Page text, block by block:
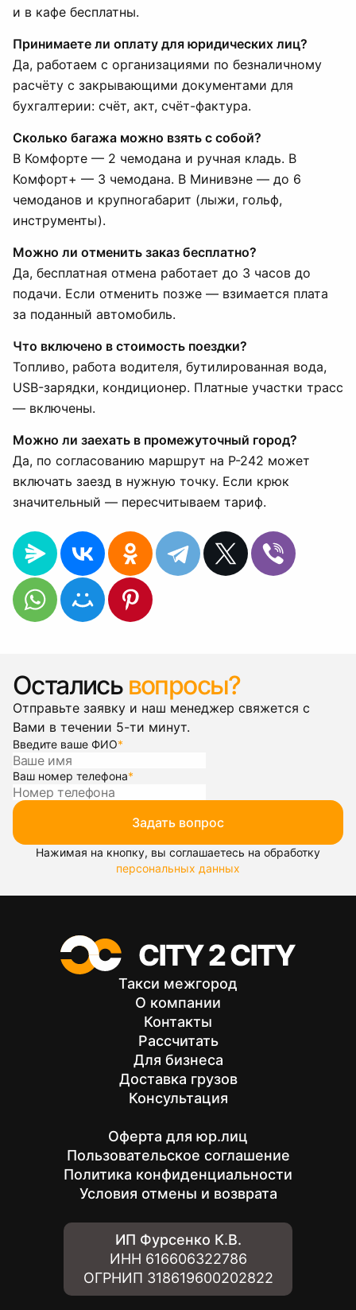
и в кафе бесплатны.
Принимаете ли оплату для юридических лиц?
Да, работаем с организациями по безналичному
расчёту с закрывающими документами для
бухгалтерии: счёт, акт, счёт-фактура.
Сколько багажа можно взять с собой?
В Комфорте — 2 чемодана и ручная кладь. В
Комфорт+ — 3 чемодана. В Минивэне — до 6
чемоданов и крупногабарит (лыжи, гольф,
инструменты).
Можно ли отменить заказ бесплатно?
Да, бесплатная отмена работает до 3 часов до
подачи. Если отменить позже — взимается плата
за поданный автомобиль.
Что включено в стоимость поездки?
Топливо, работа водителя, бутилированная вода,
USB-зарядки, кондиционер. Платные участки трасс
— включены.
Можно ли заехать в промежуточный город?
Да, по согласованию маршрут на Р-242 может
включать заезд в нужную точку. Если крюк
значительный — пересчитываем тариф.
Остались вопросы?
Отправьте заявку и наш менеджер свяжется с
Вами в течении 5-ти минут.
Введите ваше ФИО*
Ваш номер телефона*
Задать вопрос
Нажимая на кнопку, вы соглашаетесь на обработку
персональных данных
Такси межгород
О компании
Контакты
Рассчитать
Для бизнеса
Доставка грузов
Консультация
Оферта для юр.лиц
Пользовательское соглашение
Политика конфиденциальности
Условия отмены и возврата
ИП Фурсенко К.В.
ИНН 616606322786
ОГРНИП 318619600202822